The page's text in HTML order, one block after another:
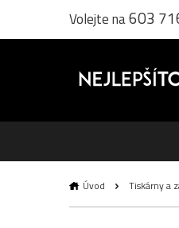
Volejte na603
Úvod Tiskárny a